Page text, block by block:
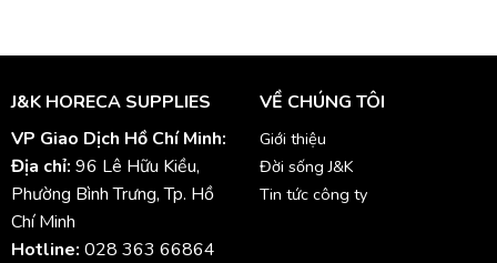
J&K HORECA SUPPLIES
VP Giao Dịch Hồ Chí Minh:
Địa chỉ: 96 Lê Hữu Kiều,
Phường Bình Trưng, Tp. Hồ
Chí Minh
Hotline: 028 363 66864
VỀ CHÚNG TÔI
Giới thiệu
Đời sống J&K
Tin tức công ty